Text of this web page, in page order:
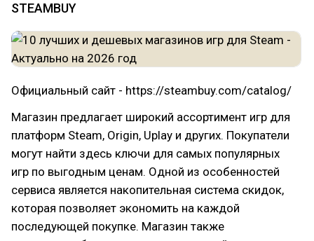
STEAMBUY
Официальный сайт - https://steambuy.com/catalog/
Магазин предлагает широкий ассортимент игр для
платформ Steam, Origin, Uplay и других. Покупатели
могут найти здесь ключи для самых популярных
игр по выгодным ценам. Одной из особенностей
сервиса является накопительная система скидок,
которая позволяет экономить на каждой
последующей покупке. Магазин также